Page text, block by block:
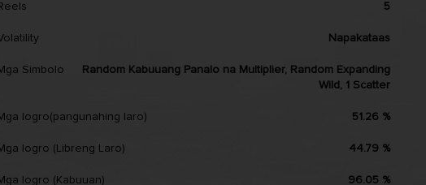
5
Napakataas
Simbolo
Random Kabuuang Panalo na Multiplier, Random Expanding
Wild, 1 Scatter
logro(pangunahing laro) 51.26 %
logro (Libreng Laro) 44.79 %
logro (Kabuuan) 96.05 %